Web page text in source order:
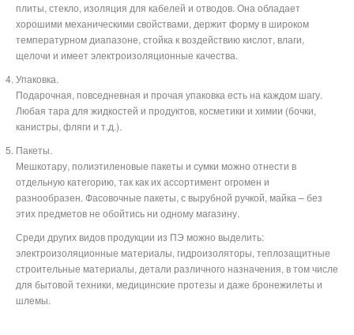
плиты, стекло, изоляция для кабелей и отводов. Она обладает
хорошими механическими свойствами, держит форму в широком
температурном диапазоне, стойка к воздействию кислот, влаги,
щелочи и имеет электроизоляционные качества.
Упаковка.
Подарочная, повседневная и прочая упаковка есть на каждом шагу.
Любая тара для жидкостей и продуктов, косметики и химии (бочки,
канистры, фляги и т.д.).
Пакеты.
Мешкотару, полиэтиленовые пакеты и сумки можно отнести в
отдельную категорию, так как их ассортимент огромен и
разнообразен. Фасовочные пакеты, с вырубной ручкой, майка – без
этих предметов не обойтись ни одному магазину.
Среди других видов продукции из ПЭ можно выделить:
электроизоляционные материалы, гидроизоляторы, теплозащитные
строительные материалы, детали различного назначения, в том числе
для бытовой техники, медицинские протезы и даже бронежилеты и
шлемы.